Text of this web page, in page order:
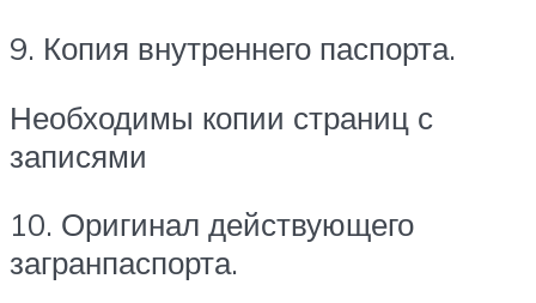
9. Копия внутреннего паспорта.
Необходимы копии страниц с
записями
10. Оригинал действующего
загранпаспорта.